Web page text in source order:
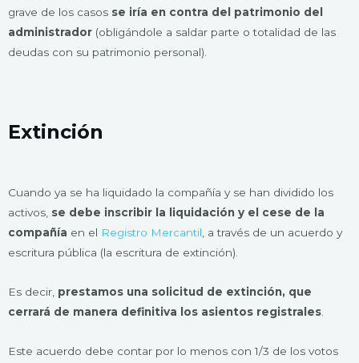
grave de los casos se iría en contra del patrimonio del
administrador (obligándole a saldar parte o totalidad de las
deudas con su patrimonio personal).
Extinción
Cuando ya se ha liquidado la compañía y se han dividido los
activos, se debe inscribir la liquidación y el cese de la
compañía en el Registro Mercantil , a través de un acuerdo y
escritura pública (la escritura de extinción).
Es decir, prestamos una solicitud de extinción, que
cerrará de manera definitiva los asientos registrales
Este acuerdo debe contar por lo menos con 1/3 de los votos